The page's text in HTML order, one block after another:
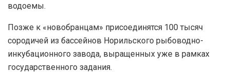
водоемы.
Позже к «новобранцам» присоединятся 100 тысяч
сородичей из бассейнов Норильского рыбоводно-
инкубационного завода, выращенных уже в рамках
государственного задания.